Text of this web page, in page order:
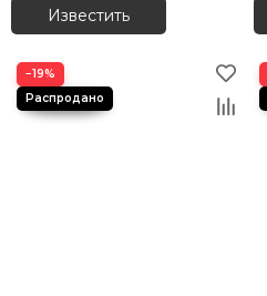
Известить
−19%